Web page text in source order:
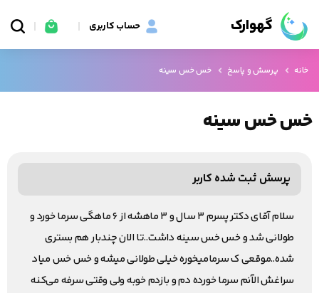
گهوارک حساب کاربری
خانه پرسش و پاسخ خس خس سینه
خس خس سینه
پرسش ثبت شده کاربر
سلام آقای دکتر پسرم ۳ سال و ۳ ماهشه از ۶ ماهگی سرما خورد و
طولانی شد و خس خس سینه داشت..تا الان چندبار هم بستری
شده..موقعی ک سرمامیخوره خیلی طولانی میشه و خس خس میاد
سراغش الآنم سرما خورده دم و بازدم خوبه ولی وقتی سرفه می‌کنه